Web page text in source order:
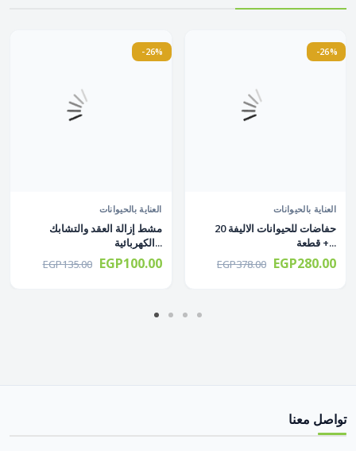
-26%
العناية بالحيوانات
مشط إزالة العقد والتشابك
الكهربائية...
EGP135.00 EGP100.00
-26%
العناية بالحيوانات
حفاضات للحيوانات الاليفة 20
قطعة +...
EGP378.00 EGP280.00
تواصل معنا